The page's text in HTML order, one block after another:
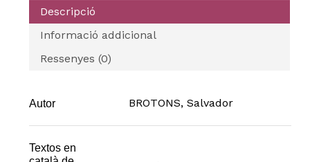
Descripció
Informació addicional
Ressenyes (0)
Autor BROTONS, Salvador
Textos en